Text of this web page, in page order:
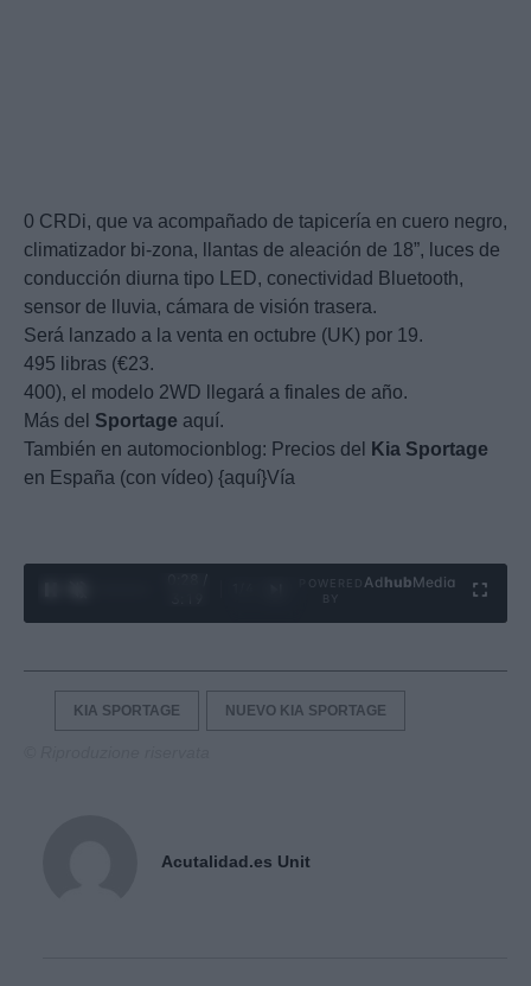
0 CRDi, que va acompañado de tapicería en cuero negro,
climatizador bi-zona, llantas de aleación de 18”, luces de
conducción diurna tipo LED, conectividad Bluetooth,
sensor de lluvia, cámara de visión trasera.
Será lanzado a la venta en octubre (UK) por 19.
495 libras (€23.
400), el modelo 2WD llegará a finales de año.
Más del Sportage aquí.
También en automocionblog: Precios del
Kia Sportage
en España (con vídeo) {aquí}Vía
Ad hubMedia
KIA SPORTAGE NUEVO KIA SPORTAGE
Acutalidad.es Unit